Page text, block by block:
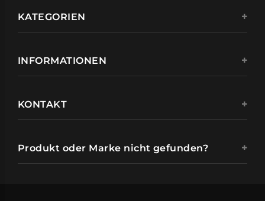
KATEGORIEN
INFORMATIONEN
KONTAKT
Produkt oder Marke nicht gefunden?